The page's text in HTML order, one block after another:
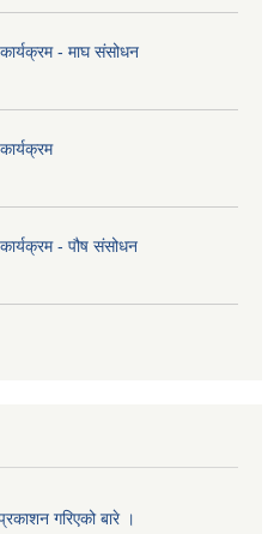
- माघ संसोधन
- पौष संसोधन
गरिएको बारे ।